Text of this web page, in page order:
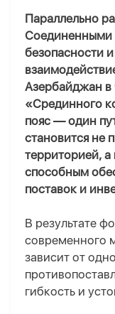
Параллельно
Соединенными
безопасности
Азербайджан в
«Срединного
пояс — один
становится не
территорией,
способным
поставок и
В результате
современного
зависит от
гибкость и